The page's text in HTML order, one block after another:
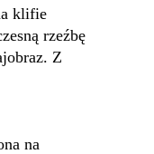
klifie
rzeźbę
Z
na